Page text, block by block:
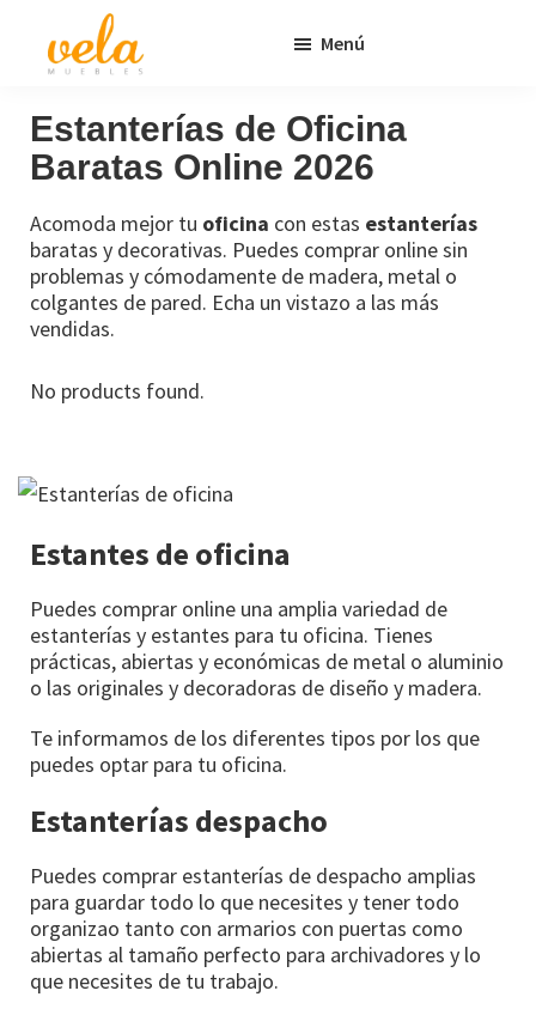
principal
página
Muebles
Baratos
Online
Outlet
Menú
Estanterías de Oficina
Baratas Online 2026
Acomoda mejor tu oficina con estas estanterías
baratas y decorativas. Puedes comprar online sin
problemas y cómodamente de madera, metal o
colgantes de pared. Echa un vistazo a las más
vendidas.
No products found.
Estantes de oficina
Puedes comprar online una amplia variedad de
estanterías y estantes para tu oficina. Tienes
prácticas, abiertas y económicas de metal o aluminio
o las originales y decoradoras de diseño y madera.
Te informamos de los diferentes tipos por los que
puedes optar para tu oficina.
Estanterías despacho
Puedes comprar estanterías de despacho amplias
para guardar todo lo que necesites y tener todo
organizao tanto con armarios con puertas como
abiertas al tamaño perfecto para archivadores y lo
que necesites de tu trabajo.